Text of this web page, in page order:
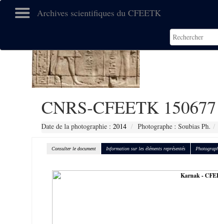
Archives scientifiques du CFEETK
CNRS-CFEETK 150677
Date de la photographie : 2014 Photographe : Soubias Ph.
Consulter le document Information sur les éléments représentés